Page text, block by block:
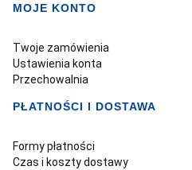
MOJE KONTO
Twoje zamówienia
Ustawienia konta
Przechowalnia
PŁATNOŚCI I DOSTAWA
Formy płatności
Czas i koszty dostawy